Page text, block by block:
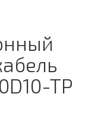
TP